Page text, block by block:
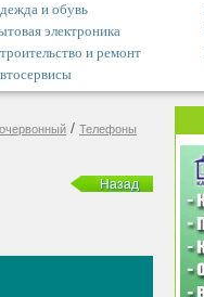
и обувь
электроника
и ремонт
/ Телефоны
Назад